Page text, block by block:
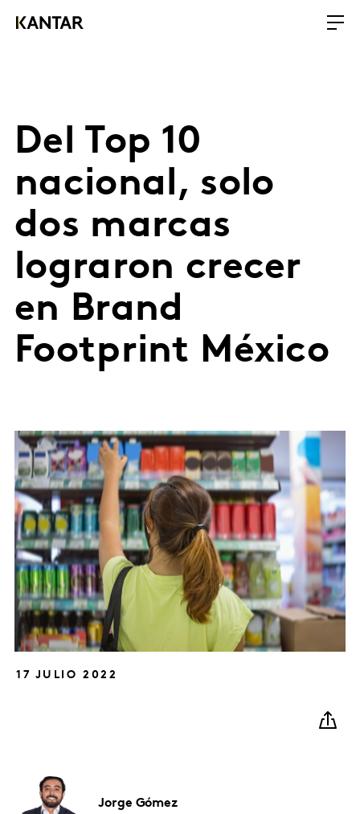
Del Top 10
nacional, solo
dos marcas
lograron crecer
en Brand
Footprint México
17 JULIO 2022
Jorge Gómez